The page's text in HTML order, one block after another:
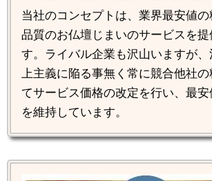
当社のコンセプトは、業界最安値
品質のお仏壇じまいのサービスを
す。ライバル企業も沢山いますが
上主義に陥る事無く常に競合他社の
てサービス価格の改定を行い、最
を維持しています。